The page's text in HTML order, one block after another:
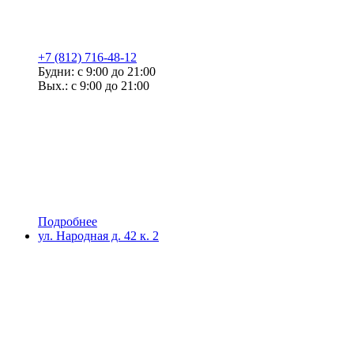
+7 (812) 716-48-12
Будни: с 9:00 до 21:00
Вых.: с 9:00 до 21:00
Подробнее
ул. Народная д. 42 к. 2